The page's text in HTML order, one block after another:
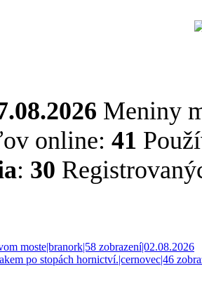
Meniny
online: 41
: 30